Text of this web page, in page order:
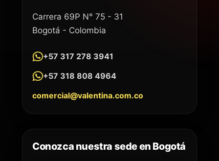
Carrera 69P N° 75 - 31
Bogotá - Colombia
+57 317 278 3941
+57 318 808 4964
comercial@valentina.com.co
Conozca nuestra sede en Bogotá